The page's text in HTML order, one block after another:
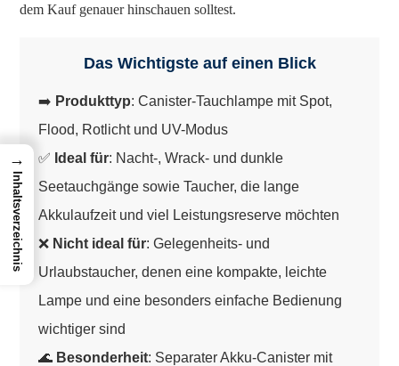
dem Kauf genauer hinschauen solltest.
Das Wichtigste auf einen Blick
➡️ Produkttyp: Canister-Tauchlampe mit Spot,
Flood, Rotlicht und UV-Modus
✅ Ideal für: Nacht-, Wrack- und dunkle
Seetauchgänge sowie Taucher, die lange
Akkulaufzeit und viel Leistungsreserve möchten
❌ Nicht ideal für: Gelegenheits- und
Urlaubstaucher, denen eine kompakte, leichte
Lampe und eine besonders einfache Bedienung
wichtiger sind
🌊 Besonderheit: Separater Akku-Canister mit
→
Inhaltsverzeichnis